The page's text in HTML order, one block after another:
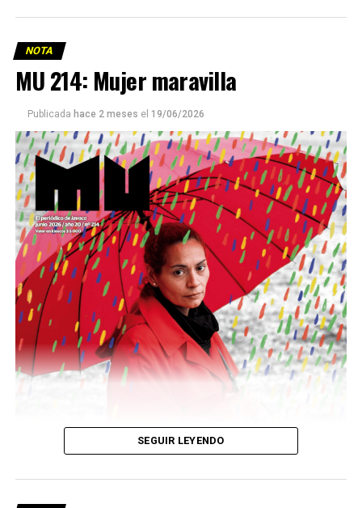
Este número 215 de MU ☝️viene con doble tapa, que
podría ser una frase:
Sin chamuyo, a remarla.
Descargar la Mu en PDF
NOTA
MU 214: Mujer maravilla
Publicada hace 2 meses el 19/06/2026
SEGUIR LEYENDO